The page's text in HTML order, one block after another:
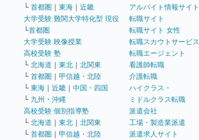
└ 首都圏 ｜ 東海 ｜ 近畿
大学受験 難関大学特化型 現役
└首都圏
大学受験 映像授業
高校受験 塾
└ 北海道 ｜ 東北 ｜ 北関東
└ 首都圏 ｜ 甲信越・北陸
└ 東海 ｜ 近畿 ｜ 中国・四国
└ 九州・沖縄
高校受験 個別指導塾
└ 北海道 ｜ 東北 ｜ 北関東
└ 首都圏 ｜ 甲信越・北陸
アルバイト情報サイト
転職サイト
転職サイト 女性
転職スカウトサービス
転職エージェント
看護師転職
介護転職
ハイクラス・
ミドルクラス転職
派遣会社
工場・製造業派遣
派遣求人サイト